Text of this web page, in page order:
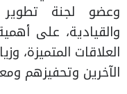
وعضو لجنة تطوير
والقيادية، على
العلاقات المتميزة،
الآخرين وتحفيزهم